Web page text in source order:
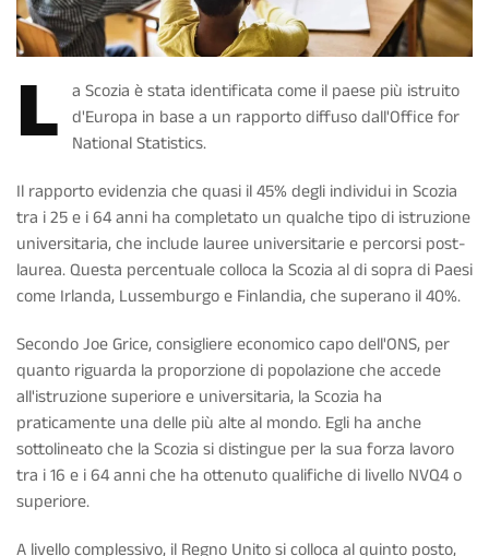
L a Scozia è stata identificata come il paese più istruito
d'Europa in base a un rapporto diffuso dall'Office for
National Statistics.
Il rapporto evidenzia che quasi il 45% degli individui in Scozia
tra i 25 e i 64 anni ha completato un qualche tipo di istruzione
universitaria, che include lauree universitarie e percorsi post-
laurea. Questa percentuale colloca la Scozia al di sopra di Paesi
come Irlanda, Lussemburgo e Finlandia, che superano il 40%.
Secondo Joe Grice, consigliere economico capo dell'ONS, per
quanto riguarda la proporzione di popolazione che accede
all'istruzione superiore e universitaria, la Scozia ha
praticamente una delle più alte al mondo. Egli ha anche
sottolineato che la Scozia si distingue per la sua forza lavoro
tra i 16 e i 64 anni che ha ottenuto qualifiche di livello NVQ4 o
superiore.
A livello complessivo, il Regno Unito si colloca al quinto posto,